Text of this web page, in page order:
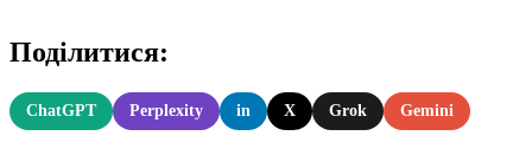
Поділитися:
ChatGPT Perplexity in X Grok Gemini